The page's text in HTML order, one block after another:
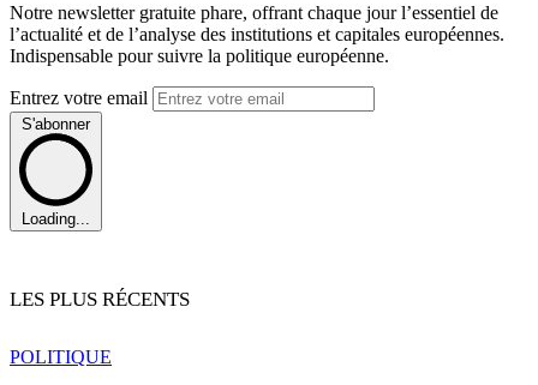
Notre newsletter gratuite phare, offrant chaque jour l’essentiel de
l’actualité et de l’analyse des institutions et capitales européennes.
Indispensable pour suivre la politique européenne.
Entrez votre email
S'abonner
Loading...
LES PLUS RÉCENTS
POLITIQUE